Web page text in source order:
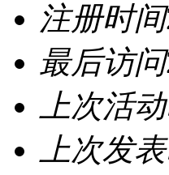
注册时间
最后访问
上次活
上次发